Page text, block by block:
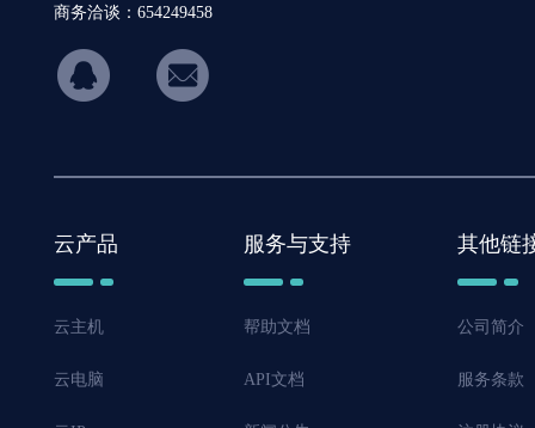
商务洽谈：654249458
hicon34
云产品
云主机
云电脑
服务与支持
帮助文档
API文档
其他链
公司简介
服务条款